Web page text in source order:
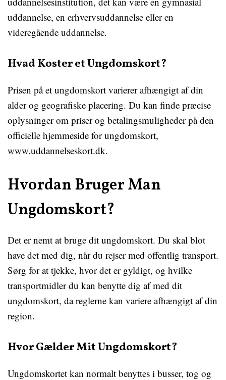
uddannelse, en erhvervsuddannelse eller en
videregående uddannelse.
Hvad Koster et Ungdomskort?
Prisen på et ungdomskort varierer afhængigt af din
alder og geografiske placering. Du kan finde præcise
oplysninger om priser og betalingsmuligheder på den
officielle hjemmeside for ungdomskort,
www.uddannelseskort.dk.
Hvordan Bruger Man
Ungdomskort?
Det er nemt at bruge dit ungdomskort. Du skal blot
have det med dig, når du rejser med offentlig transport.
Sørg for at tjekke, hvor det er gyldigt, og hvilke
transportmidler du kan benytte dig af med dit
ungdomskort, da reglerne kan variere afhængigt af din
region.
Hvor Gælder Mit Ungdomskort?
Ungdomskortet kan normalt benyttes i busser, tog og